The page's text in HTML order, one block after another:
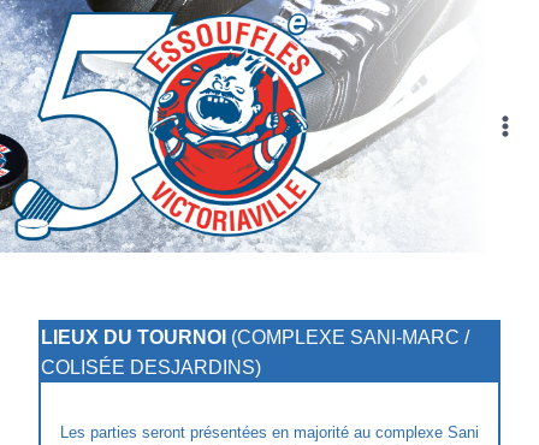
Skip
to
content
LIEUX DU TOURNOI (COMPLEXE SANI-MARC /
COLISÉE DESJARDINS)
Les parties seront présentées en majorité au complexe Sani